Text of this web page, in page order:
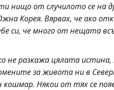
нищо от случилото се на
Корея. Вярвах, че ако
си, че много от нещата
не разкажа цялата
за живота ни в
кошмар. Някои от тях се